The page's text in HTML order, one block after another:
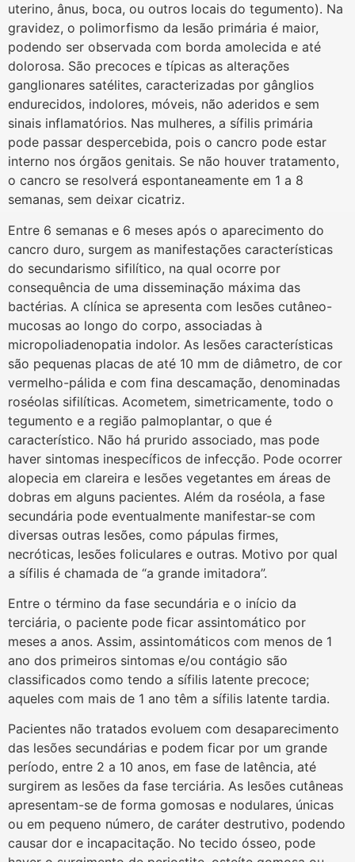
uterino, ânus, boca, ou outros locais do tegumento). Na
gravidez, o polimorfismo da lesão primária é maior,
podendo ser observada com borda amolecida e até
dolorosa. São precoces e típicas as alterações
ganglionares satélites, caracterizadas por gânglios
endurecidos, indolores, móveis, não aderidos e sem
sinais inflamatórios. Nas mulheres, a sífilis primária
pode passar despercebida, pois o cancro pode estar
interno nos órgãos genitais. Se não houver tratamento,
o cancro se resolverá espontaneamente em 1 a 8
semanas, sem deixar cicatriz.
Entre 6 semanas e 6 meses após o aparecimento do
cancro duro, surgem as manifestações características
do secundarismo sifilítico, na qual ocorre por
consequência de uma disseminação máxima das
bactérias. A clínica se apresenta com lesões cutâneo-
mucosas ao longo do corpo, associadas à
micropoliadenopatia indolor. As lesões características
são pequenas placas de até 10 mm de diâmetro, de cor
vermelho-pálida e com fina descamação, denominadas
roséolas sifilíticas. Acometem, simetricamente, todo o
tegumento e a região palmoplantar, o que é
característico. Não há prurido associado, mas pode
haver sintomas inespecíficos de infecção. Pode ocorrer
alopecia em clareira e lesões vegetantes em áreas de
dobras em alguns pacientes. Além da roséola, a fase
secundária pode eventualmente manifestar-se com
diversas outras lesões, como pápulas firmes,
necróticas, lesões foliculares e outras. Motivo por qual
a sífilis é chamada de “a grande imitadora”.
Entre o término da fase secundária e o início da
terciária, o paciente pode ficar assintomático por
meses a anos. Assim, assintomáticos com menos de 1
ano dos primeiros sintomas e/ou contágio são
classificados como tendo a sífilis latente precoce;
aqueles com mais de 1 ano têm a sífilis latente tardia.
Pacientes não tratados evoluem com desaparecimento
das lesões secundárias e podem ficar por um grande
período, entre 2 a 10 anos, em fase de latência, até
surgirem as lesões da fase terciária. As lesões cutâneas
apresentam-se de forma gomosas e nodulares, únicas
ou em pequeno número, de caráter destrutivo, podendo
causar dor e incapacitação. No tecido ósseo, pode